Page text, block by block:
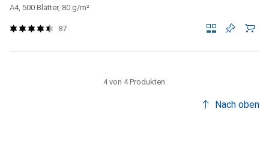
A4, 500 Blätter, 80 g/m²
87
4 von 4 Produkten
Nach oben